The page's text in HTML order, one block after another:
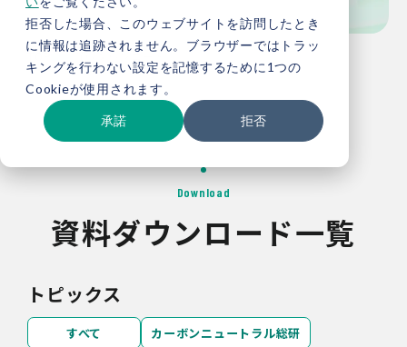
拒否した場合、このウェブサイトを訪問したとき
に情報は追跡されません。ブラウザーではトラッ
キングを行わない設定を記憶するために1つの
Cookieが使用されます。
承諾 拒否
TOP 資料ダウンロード
Download
資料ダウンロード一覧
トピックス
すべて
カーボンニュートラル総研